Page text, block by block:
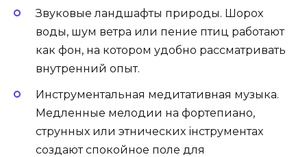
Звуковые ландшафты природы. Шорох
воды, шум ветра или пение птиц работают
как фон, на котором удобно рассматривать
внутренний опыт.
Инструментальная медитативная музыка.
Медленные мелодии на фортепиано,
струнных или этнических інструментах
создают спокойное поле для